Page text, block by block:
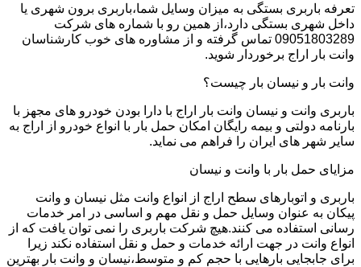
تعرفه باربری بستگی به میزان وسایل شما،باربری برون شهری یا
داخل شهری بستگی دارد،از همین رو با شماره های شرکت
09051803289 تماس گرفته و از مشاوره های خوب کارشناسان
وانت بار اراج برخوردار شوید.
وانت بار و نیسان بار چیست؟
باربری وانت و نیسان وانت بار اراج با دارا بودن خودرو های مجهز با
بارنامه دولتی و بیمه رایگان امکان حمل بار با انواع خودرو از اراج به
سایر شهر های ایران را فراهم می نماید.
مزایای حمل بار با وانت و نیسان
باربری و اتوبارهای سطح اراج از انواع وانت مثل نیسان و وانت
پیکان به عنوان وسایل حمل و نقل مهم و اساسی در امر خدمات
رسانی استفاده می کنند.هیچ شرکت باربری را نمی توان یافت که از
انواع وانت در جهت ارائه خدمات و حمل و نقل استفاده نکند زیرا
برای جابجایی بارهایی با حجم کم و متوسط،نیسان و وانت بار بهترین